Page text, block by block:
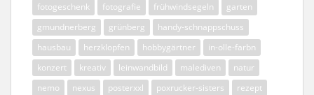
fotogeschenk
fotografie frühwindsegeln
garten
gmundnerberg
grünberg
handy-schnappschuss
hausbau
herzklopfen hobbygärtner
in-olle-farbn
konzert
kreativ leinwandbild malediven
natur
nemo
nexus posterxxl poxrucker-sisters
rezept